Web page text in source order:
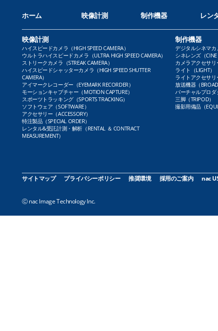
ホーム 映像計測 制作機器 レン
映像計測
ハイスピードカメラ（HIGH SPEED CAMERA）
ウルトラハイスピードカメラ（ULTRA HIGH SPEED CAMERA）
ストリークカメラ（STREAK CAMERA）
ハイスピードシャッターカメラ（HIGH SPEED SHUTTER
CAMERA）
アイマークレコーダー（EYEMARK RECORDER）
モーションキャプチャー（MOTION CAPTURE）
スポーツトラッキング（SPORTS TRACKING）
ソフトウェア（SOFTWARE）
アクセサリー（ACCESSORY）
特注製品（SPECIAL ORDER）
レンタル&受託計測・解析（RENTAL ＆ CONTRACT
MEASUREMENT）
制作機器
デジタルシネマカ
シネレンズ（CINE
カメラアクセサリ
ライト（LIGHT）
ライトアクセサリ
放送機器（
バーチャルプロダ
三脚（TRIPOD）
撮影用備品（
サイトマップ プライバシーポリシー 推奨環境 採用のご案内 nac
Ⓒ nac Image Technology Inc.